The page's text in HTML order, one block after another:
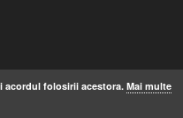
acordul folosirii acestora. Mai multe